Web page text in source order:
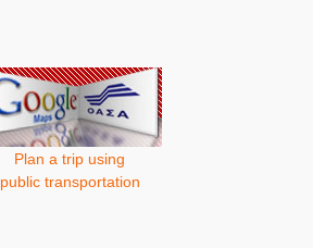
Plan a trip using
public transportation